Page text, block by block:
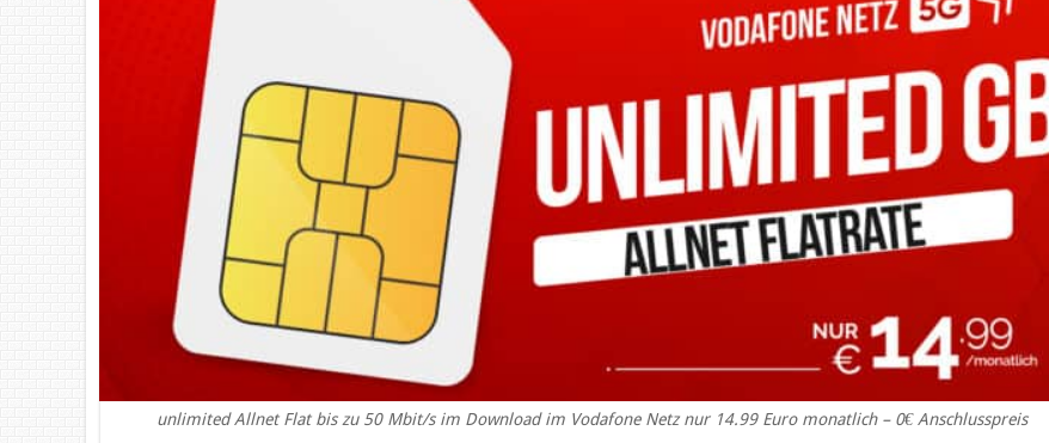
unlimited Allnet Flat bis zu 50 Mbit/s im Download im Vodafone Netz nur 14.99 Euro monatlich – 0€ Anschlusspreis